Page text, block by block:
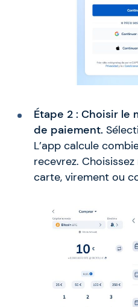
Étape 2 : Choisir le
de paiement.
L’app calcule
recevrez.
carte, virement ou